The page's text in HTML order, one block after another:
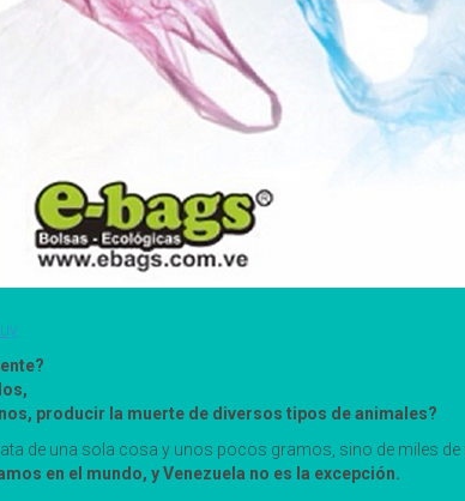
producir la muerte de diversos tipos de animales?
de una sola cosa y unos pocos gramos, sino de miles de
en el mundo, y Venezuela no es la excepción.